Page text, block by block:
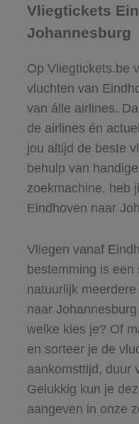
Vliegtickets
Johannesburg
Op Vliegtickets.be
vluchten van
van álle airlines.
de airlines én
jou altijd de beste
behulp van
zoekmachine, heb
Eindhoven naar
Vliegen vanaf
bestemming is een
natuurlijk
naar
welke kies je? Of
en sorteer je de
aankomsttijd, duur
Gelukkig kun je
aangeven in onze